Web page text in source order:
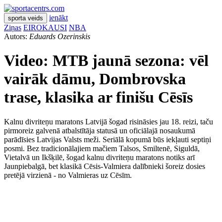
sporta veids
ienākt
Ziņas EIROKAUSI NBA
Autors: Eduards Ozerinskis
Video: MTB jaunā sezona: vēl
vairāk dāmu, Dombrovska
trase, klasika ar finišu Cēsīs
Kalnu divriteņu maratons Latvijā šogad risināsies jau 18. reizi, taču
pirmoreiz galvenā atbalstītāja statusā un oficiālajā nosaukumā
parādīsies Latvijas Valsts meži. Seriālā kopumā būs iekļauti septiņi
posmi. Bez tradicionālajiem mačiem Talsos, Smiltenē, Siguldā,
Vietalvā un Ikšķilē, šogad kalnu divriteņu maratons notiks arī
Jaunpiebalgā, bet klasikā Cēsis-Valmiera dalībnieki šoreiz dosies
pretējā virzienā - no Valmieras uz Cēsīm.